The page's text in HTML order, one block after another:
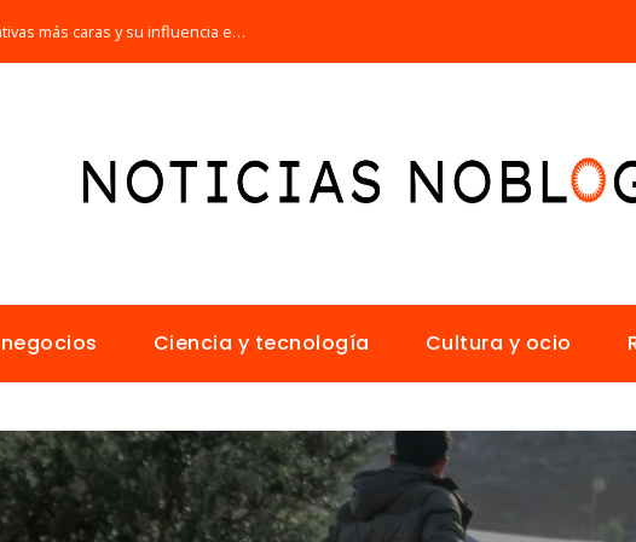
Las 15 adquisiciones corporativas más caras y su influencia en la innovación sectorial
Ciencia y tecnología Cultura y ocio